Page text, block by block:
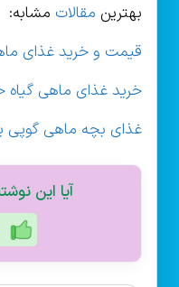
بهترین مقالات مشابه:
قیمت و خرید غذای
خرید غذای ماهی گیاه
غذای بچه ماهی گوپی
آیا این